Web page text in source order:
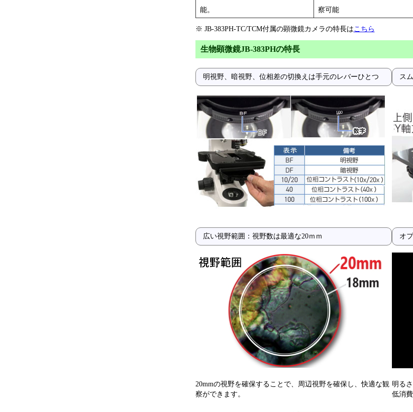
能。
察可能
※ JB-383PH-TC/TCM付属の顕微鏡カメラの特長は こちら
生物顕微鏡JB-383PHの特長
明視野、暗視野、位相差の切換えは手元のレバーひとつ ス
広い視野範囲：視野数は最適な20ｍｍ
20mmの視野を確保することで、周辺視野を確保し、快適な観
察ができます。
オ
明る
低消